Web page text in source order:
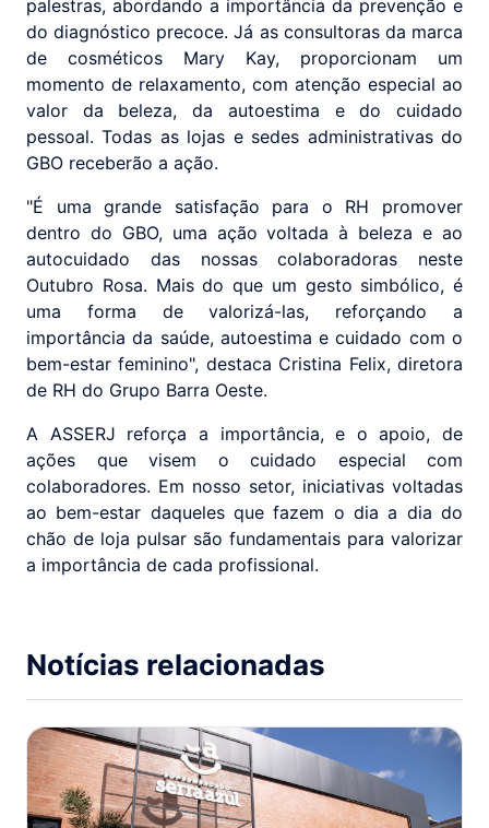
palestras, abordando a importância da prevenção e
do diagnóstico precoce. Já as consultoras da marca
de cosméticos Mary Kay, proporcionam um
momento de relaxamento, com atenção especial ao
valor da beleza, da autoestima e do cuidado
pessoal. Todas as lojas e sedes administrativas do
GBO receberão a ação.
"É uma grande satisfação para o RH promover
dentro do GBO, uma ação voltada à beleza e ao
autocuidado das nossas colaboradoras neste
Outubro Rosa. Mais do que um gesto simbólico, é
uma forma de valorizá-las, reforçando a
importância da saúde, autoestima e cuidado com o
bem-estar feminino", destaca Cristina Felix, diretora
de RH do Grupo Barra Oeste.
A ASSERJ reforça a importância, e o apoio, de
ações que visem o cuidado especial com
colaboradores. Em nosso setor, iniciativas voltadas
ao bem-estar daqueles que fazem o dia a dia do
chão de loja pulsar são fundamentais para valorizar
a importância de cada profissional.
Notícias relacionadas